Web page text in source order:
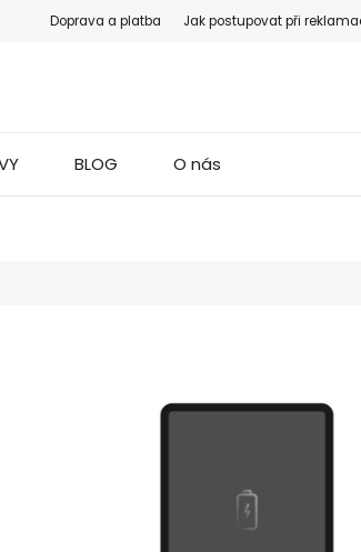
Doprava a platba Jak postupovat při
BLOG O nás